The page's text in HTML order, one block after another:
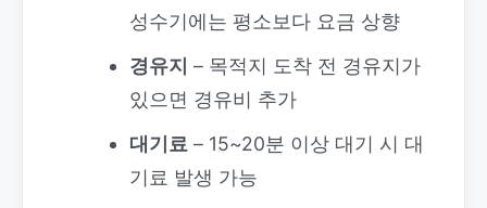
성수기에는 평소보다 요금 상향
경유지 – 목적지 도착 전 경유지가
있으면 경유비 추가
대기료 – 15~20분 이상 대기 시 대
기료 발생 가능